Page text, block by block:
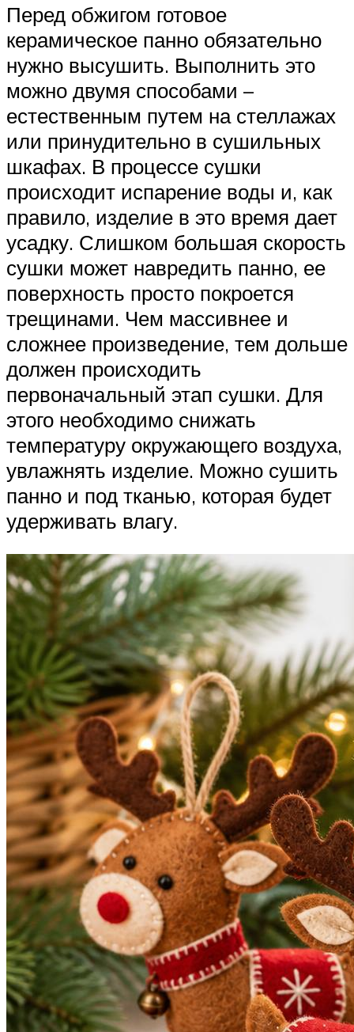
Перед обжигом готовое
керамическое панно обязательно
нужно высушить. Выполнить это
можно двумя способами –
естественным путем на стеллажах
или принудительно в сушильных
шкафах. В процессе сушки
происходит испарение воды и, как
правило, изделие в это время дает
усадку. Слишком большая скорость
сушки может навредить панно, ее
поверхность просто покроется
трещинами. Чем массивнее и
сложнее произведение, тем дольше
должен происходить
первоначальный этап сушки. Для
этого необходимо снижать
температуру окружающего воздуха,
увлажнять изделие. Можно сушить
панно и под тканью, которая будет
удерживать влагу.